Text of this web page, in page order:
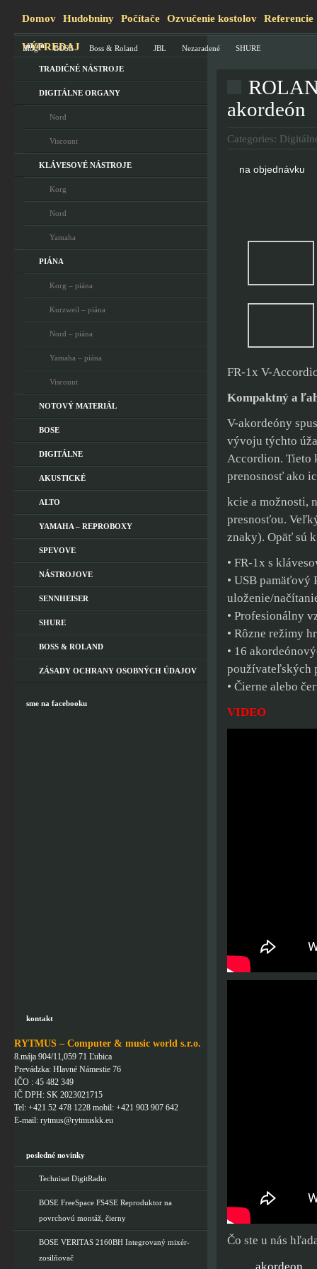
Domov Hudobniny Počítače Ozvučenie kostolov Referencie
VÝPREDAJ
Blog BOSE Boss & Roland JBL Nezaradené SHURE
akordeón
Categories:
na objednávku
FR-1x V-
Kompaktný a
V-akordeóny
vývoju týchto
Accordion. Tieto
prenosnosť ako
kcie a možnosti,
presnosťou.
znaky). Opäť sú
• FR-1x s
• USB pamäťový
uloženie/
• Profesionálny
• Rôzne režimy
• 16
používateľských
• Čierne alebo
VIDEO
Čo ste u nás
menu
TRADIČNÉ NÁSTROJE
DIGITÁLNE ORGANY
Nord
Viscount
KLÁVESOVÉ NÁSTROJE
Korg
Nord
Yamaha
PIÁNA
Korg – piána
Kurzweil – piána
Nord – piána
Yamaha – piána
Viscount
NOTOVÝ MATERIÁL
BOSE
DIGITÁLNE
AKUSTICKÉ
ALTO
YAMAHA – REPROBOXY
SPEVOVE
NÁSTROJOVE
SENNHEISER
SHURE
BOSS & ROLAND
ZÁSADY OCHRANY OSOBNÝCH ÚDAJOV
sme na facebooku
kontakt
RYTMUS – Computer & music world s.r.o.
8.mája 904/11,059 71 Ľubica
Prevádzka: Hlavné Námestie 76
IČO : 45 482 349
IČ DPH: SK 2023021715
Tel: +421 52 478 1228 mobil: +421 903 907 642
E-mail: rytmus@rytmuskk.eu
posledné novinky
Technisat DigitRadio
BOSE FreeSpace FS4SE Reproduktor na
povrchovú montáž, čierny
BOSE VERITAS 2160BH Integrovaný mixér-
zosilňovač